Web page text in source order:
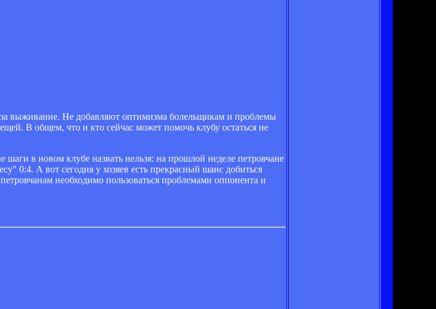
выживание. Не добавляют оптимизма болельщикам и проблемы
В общем, что и кто сейчас может помочь клубу остаться не
в новом клубе назвать нельзя: на прошлой неделе петровчане
0:4. А вот сегодня у хозяев есть прекрасный шанс добиться
необходимо пользоваться проблемами оппонента и